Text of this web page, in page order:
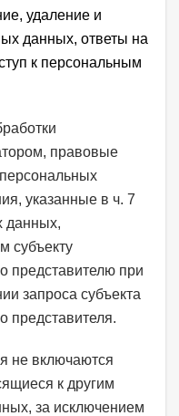
удаление и
данных, ответы на
к персональным
правовые
указанные в ч. 7
данных,
субъекту
представителю при
запроса субъекта
представителя.
не включаются
к другим
за исключением